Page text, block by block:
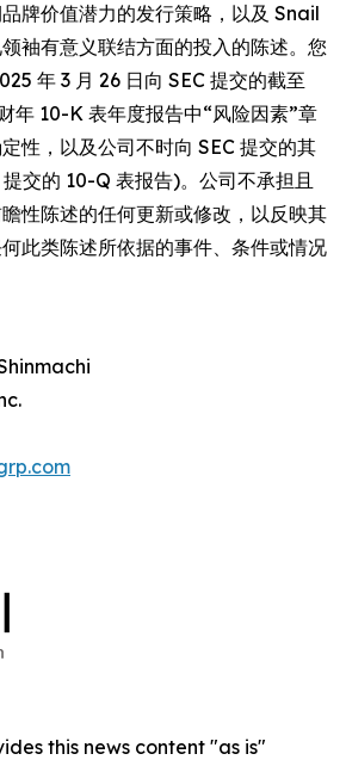
牌价值潜力的发行策略，以及 Snail
袖有意义联结方面的投入的陈述。您
年 3 月 26 日向 SEC 提交的截至
年 10-K 表年度报告中“风险因素”章
性，以及公司不时向 SEC 提交的其
交的 10-Q 表报告)。公司不承担且
性陈述的任何更新或修改，以反映其
此类陈述所依据的事件、条件或情况
this news content "as is"